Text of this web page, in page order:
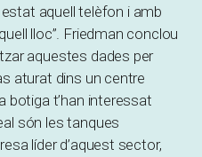
aquell telèfon i amb
lloc”. Friedman conclou
aquestes dades per
aturat dins un centre
botiga t’han interessat
són les tanques
líder d’aquest sector,